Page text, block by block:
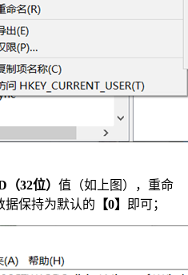
32位） 值（如上图），重命
据保持为默认的 【0】 即可；